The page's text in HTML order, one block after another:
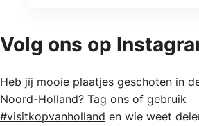
Volg ons op
Heb jij mooie plaatjes geschoten in
Noord-Holland? Tag ons of gebruik
#visitkopvanholland en wie weet